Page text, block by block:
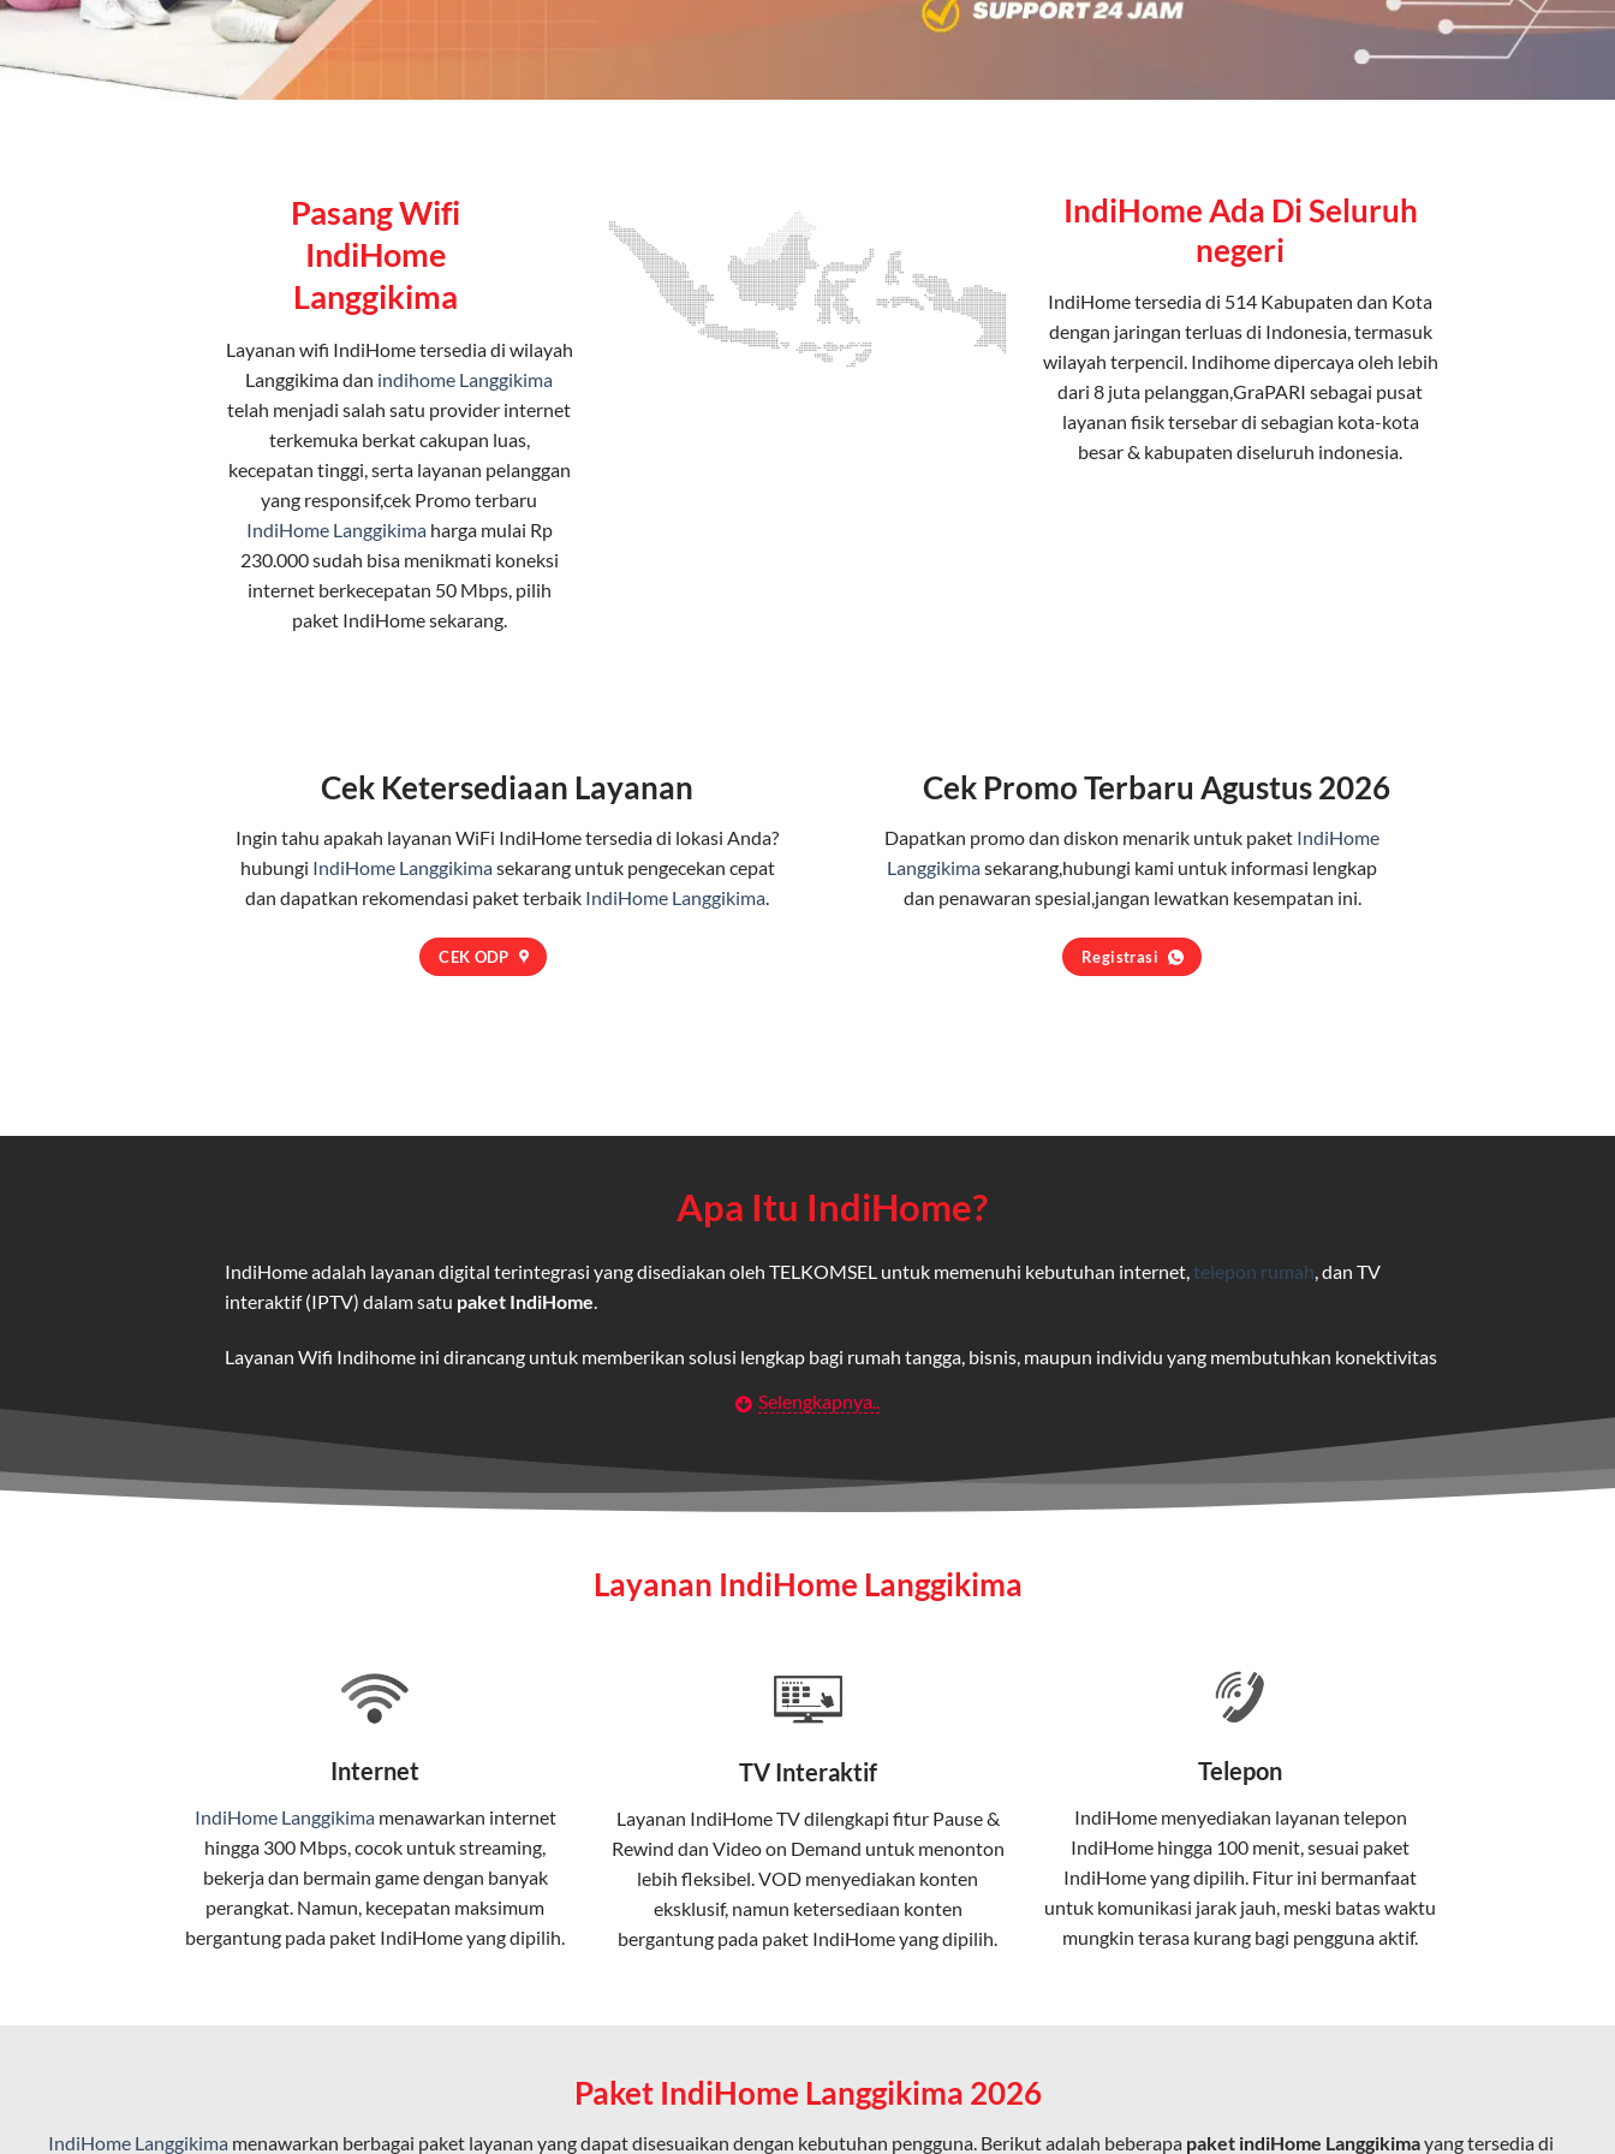
Pasang Wifi
IndiHome
Langgikima
Layanan wifi IndiHometersedia di wilayah
Langgikima dan indihome Langgikima
telah menjadi salah satu provider internet
terkemuka berkat cakupan luas,
kecepatan tinggi, serta layanan pelanggan
yang responsif,cek Promo terbaru
IndiHome Langgikimaharga mulai Rp
230.000 sudah bisa menikmati koneksi
internet berkecepatan 50 Mbps, pilih
paket IndiHomesekarang.
IndiHome Ada Di Seluruh
negeri
IndiHome tersedia di 514 Kabupaten dan Kota
dengan jaringan terluas di Indonesia, termasuk
wilayah terpencil. Indihome dipercaya oleh lebih
dari 8 juta pelanggan,GraPARI sebagai pusat
layanan fisik tersebar di sebagian kota-kota
besar & kabupaten diseluruh indonesia.
Cek Ketersediaan Layanan
Ingin tahu apakah layanan WiFi IndiHome tersedia di lokasi Anda?
hubungi IndiHome Langgikimasekarang untuk pengecekan cepat
dan dapatkan rekomendasi paket terbaik IndiHome Langgikima.
CEK ODP
Cek Promo Terbaru Agustus 2026
Dapatkan promo dan diskon menarik untuk paket IndiHome
Langgikimasekarang,hubungi kami untuk informasi lengkap
dan penawaran spesial,jangan lewatkan kesempatan ini.
Registrasi
Apa Itu IndiHome?
IndiHome adalah layanan digital terintegrasi yang disediakan oleh TELKOMSEL untuk memenuhi kebutuhan internet, telepon rumah , dan TV
interaktif (IPTV) dalam satu paket IndiHome
Layanan Wifi Indihome ini dirancang untuk memberikan solusi lengkap bagi rumah tangga, bisnis, maupun individu yang membutuhkan konektivitas
Wifi IndiHome adalah layananinternetberbasis fiber optic yang disediakan oleh Telkom Indonesia untuk pengguna rumah dan bisnis.
Teknologi di Balik WiFi IndiHome
pelanggan. Teknologi ini memiliki beberapa keunggulan:
Kecepatan Tinggi
Serat optik mampu mentransmisikan data dalam kecepatan tinggi hingga 1 Gbps, lebih cepat dibandingkan kabel tembaga atau DSL.
Koneksi Stabil
Selengkapnya..
Layanan IndiHome Langgikima
Internet
IndiHome Langgikimamenawarkan internet
hingga 300 Mbps, cocok untuk streaming,
bekerja dan bermain game dengan banyak
perangkat. Namun, kecepatan maksimum
bergantung pada paket IndiHome yang dipilih.
TV Interaktif
Layanan IndiHome TVdilengkapi fitur Pause &
Rewind dan Video on Demand untuk menonton
lebih fleksibel. VOD menyediakan konten
eksklusif, namun ketersediaan konten
bergantung pada paket IndiHome yang dipilih.
Telepon
IndiHome menyediakan layanan telepon
IndiHome hingga 100 menit, sesuai paket
IndiHome yang dipilih. Fitur ini bermanfaat
untuk komunikasi jarak jauh, meski batas waktu
mungkin terasa kurang bagi pengguna aktif.
Paket IndiHome Langgikima 2026
IndiHome Langgikima menawarkan berbagai paket layanan yang dapat disesuaikan dengan kebutuhan pengguna. Berikut adalah beberapa paket indiHome Langgikimayang tersedia di